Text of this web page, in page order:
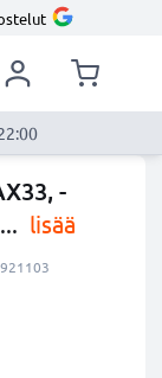
-
... lisää